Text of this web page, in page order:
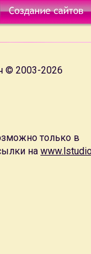
© 2003-2026
только в
на